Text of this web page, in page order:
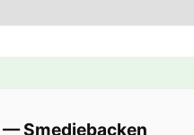
—Smedjebacken